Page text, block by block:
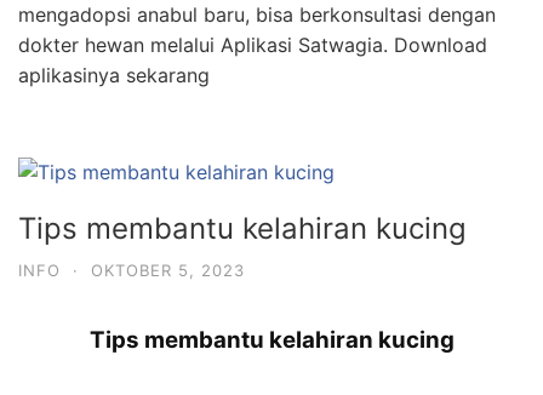
mengadopsi anabul baru, bisa berkonsultasi dengan
dokter hewan melalui Aplikasi Satwagia. Download
aplikasinya sekarang
Tips membantu kelahiran kucing
INFO · OKTOBER 5, 2023
Tips membantu kelahiran kucing